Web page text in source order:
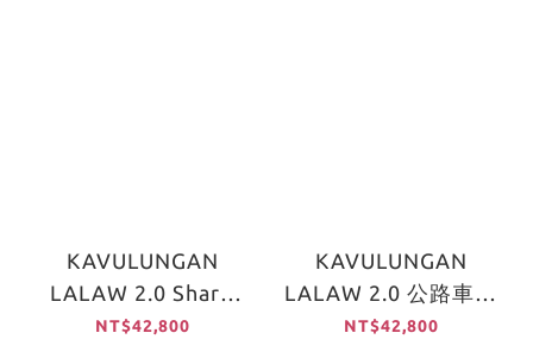
KAVULUNGAN
LALAW 2.0 Sharp
Disc+ 碳纖維公路車碟
NT$42,800
KAVULUNGAN
LALAW 2.0 公路車碳
纖框煞輪組
NT$42,800